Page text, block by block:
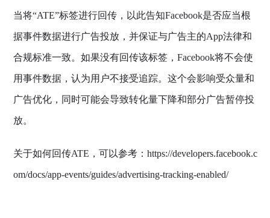
当将“ATE”标签进行回传，以此告知Facebook是否应当根
据事件数据进行广告投放，并保证与广告主的App法律和
合规标准一致。如果没有回传该标签，Facebook将不会使
用事件数据，认为用户不接受追踪。这个会影响受众量和
广告优化，同时可能会导致转化量下降和部分广告暂停投
放。
关于如何回传ATE，可以参考：https://developers.facebook.c
om/docs/app-events/guides/advertising-tracking-enabled/